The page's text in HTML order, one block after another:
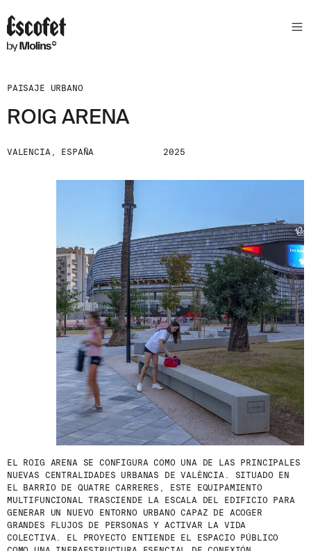
PAISAJE URBANO
ROIG ARENA
VALENCIA, ESPAÑA 2025
EL ROIG ARENA SE CONFIGURA COMO UNA DE LAS PRINCIPALES
NUEVAS CENTRALIDADES URBANAS DE VALÈNCIA. SITUADO EN
EL BARRIO DE QUATRE CARRERES, ESTE EQUIPAMIENTO
MULTIFUNCIONAL TRASCIENDE LA ESCALA DEL EDIFICIO PARA
GENERAR UN NUEVO ENTORNO URBANO CAPAZ DE ACOGER
GRANDES FLUJOS DE PERSONAS Y ACTIVAR LA VIDA
COLECTIVA. EL PROYECTO ENTIENDE EL ESPACIO PÚBLICO